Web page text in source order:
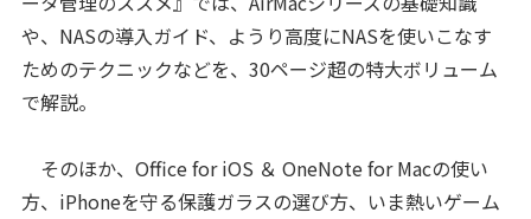
や、NASの導入ガイド、ようり高度にNASを使いこなす
ためのテクニックなどを、30ページ超の特大ボリューム
で解説。
そのほか、Office for iOS ＆ OneNote for Macの使い
方、iPhoneを守る保護ガラスの選び方、いま熱いゲーム